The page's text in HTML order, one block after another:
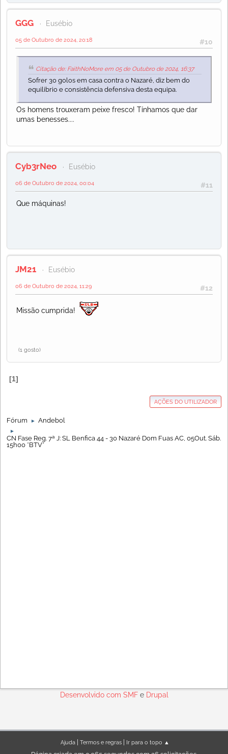
GGG Eusébio
#10
05 de Outubro de 2024, 20:18
Citação de: FaithNoMore em 05 de Outubro de 2024, 16:37
Sofrer 30 golos em casa contra o Nazaré, diz bem do
equilibrio e consistência defensiva desta equipa.
Os homens trouxeram peixe fresco! Tínhamos que dar
umas benesses....
Cyb3rNeo Eusébio
#11
06 de Outubro de 2024, 00:04
Que máquinas!
JM21 Eusébio
#12
06 de Outubro de 2024, 11:29
Missão cumprida!
(1 gosto)
1
AÇÕES DO UTILIZADOR
Fórum ► Andebol
►
CN Fase Reg. 7ª J: SL Benfica 44 - 30 Nazaré Dom Fuas AC, 05Out. Sáb.
15h00 *BTV*
Desenvolvido com SMFe Drupal
Ajuda| Termos e regras| Ir para o topo ▲